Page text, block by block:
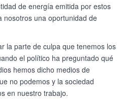
de energía emitida por estos
nosotros una oportunidad de
la parte de culpa que tenemos los
el político ha preguntado qué
hemos dicho medios de
no podemos y la sociedad
en nuestro trabajo.